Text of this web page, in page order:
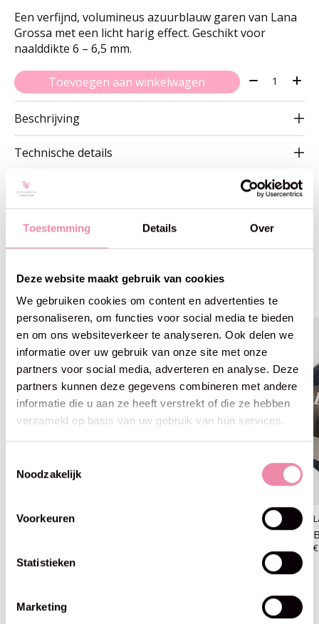
Toestemming Details Over
Deze website maakt gebruik van cookies
We gebruiken cookies om content en advertenties te
personaliseren, om functies voor social media te bieden
en om ons websiteverkeer te analyseren. Ook delen we
informatie over uw gebruik van onze site met onze
partners voor social media, adverteren en analyse. Deze
partners kunnen deze gegevens combineren met andere
informatie die u aan ze heeft verstrekt of die ze hebben
verzameld op basis van uw gebruik van hun services.
Noodzakelijk
Voorkeuren
Statistieken
Marketing
Een verfijnd, volumineus azuurblauw garen van Lana
Grossa met een licht harig effect. Geschikt voor
naalddikte 6 – 6,5 mm.
Toevoegen aan winkelwagen Aantal:
Beschrijving
Technische details
Gerelateerde producten
Carousel items
Lana Grossa